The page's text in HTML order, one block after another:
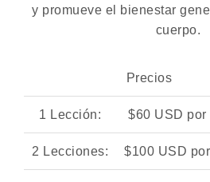
y promueve el bienestar
cuerpo.
Precios
1 Lección: $60 USD por
2 Lecciones: $100 USD